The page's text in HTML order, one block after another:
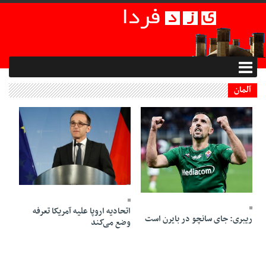
آلمان
ریبری: جای سانچو در بایرن است
12 Mehr 1398 - 12:20
اتحادیه اروپا علیه آمریکا تعرفه
وضع می‌کند